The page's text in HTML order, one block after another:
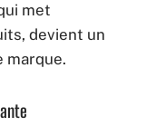
met
devient un
marque.